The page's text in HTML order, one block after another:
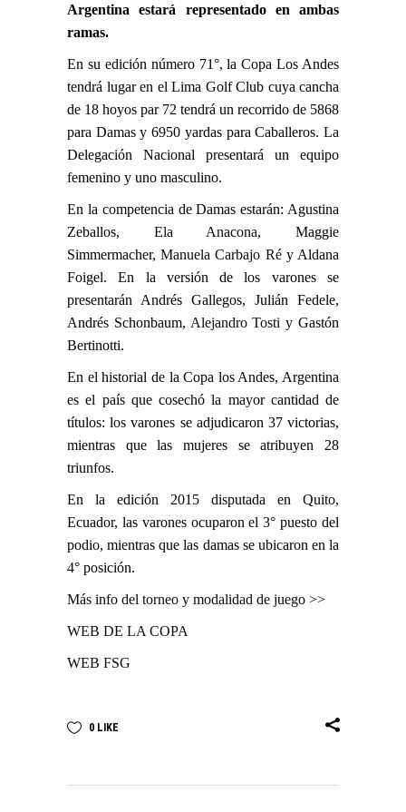
Argentina estará representado en ambas
ramas.
En su edición número 71°, la Copa Los Andes
tendrá lugar en el Lima Golf Club cuya cancha
de 18 hoyos par 72 tendrá un recorrido de 5868
para Damas y 6950 yardas para Caballeros. La
Delegación Nacional presentará un equipo
femenino y uno masculino.
En la competencia de Damas estarán: Agustina
Zeballos, Ela Anacona, Maggie
Simmermacher,Manuela Carbajo Réy Aldana
Foigel. En la versión de los varones se
presentarán Andrés Gallegos, Julián Fedele,
Andrés Schonbaum, Alejandro Tosti y Gastón
Bertinotti.
En el historial de la Copa los Andes, Argentina
es el país que cosechó la mayor cantidad de
títulos: los varones se adjudicaron 37 victorias,
mientras que las mujeres se atribuyen 28
triunfos.
En la edición 2015 disputada en Quito,
Ecuador, las varones ocuparon el 3° puesto del
podio, mientras que las damas se ubicaron en la
4° posición.
Más info del torneo y modalidad de juego >>
WEB DE LA COPA
WEB FSG
0 LIKE